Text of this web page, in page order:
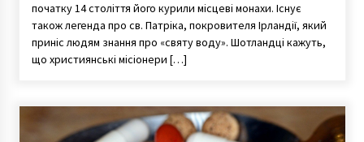
початку 14 століття його курили місцеві монахи. Існує
також легенда про св. Патріка, покровителя Ірландії, який
приніс людям знання про «святу воду». Шотландці кажуть,
що християнські місіонери […]